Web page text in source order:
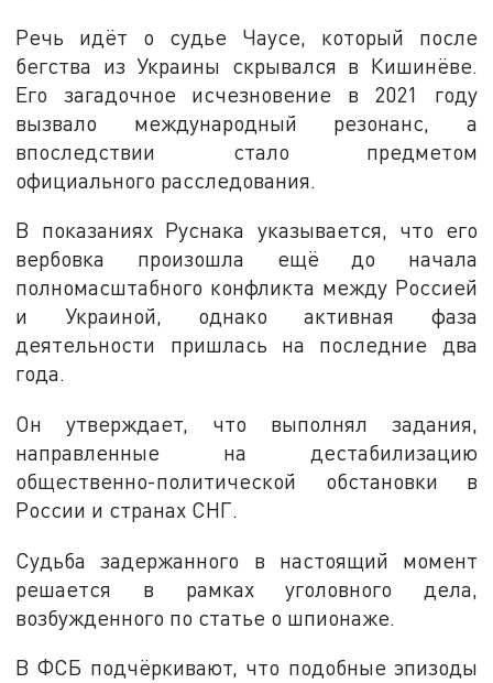
Речь идёт о судье Чаусе, который после
бегства из Украины скрывался в Кишинёве.
Его загадочное исчезновение в 2021 году
вызвало международный резонанс, а
впоследствии стало предметом
официального расследования.
В показаниях Руснака указывается, что его
вербовка произошла ещё до начала
полномасштабного конфликта между Россией
и Украиной, однако активная фаза
деятельности пришлась на последние два
года.
Он утверждает, что выполнял задания,
направленные на дестабилизацию
общественно-политической обстановки в
России и странах СНГ.
Судьба задержанного в настоящий момент
решается в рамках уголовного дела,
возбужденного по статье о шпионаже.
В ФСБ подчёркивают, что подобные эпизоды